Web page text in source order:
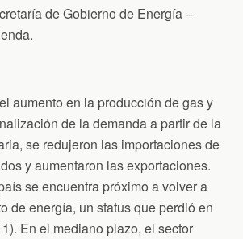
de Gobierno de Energía –
aumento en la producción de gas y
de la demanda a partir de la
se redujeron las importaciones de
y aumentaron las exportaciones.
se encuentra próximo a volver a
de energía, un status que perdió en
En el mediano plazo, el sector